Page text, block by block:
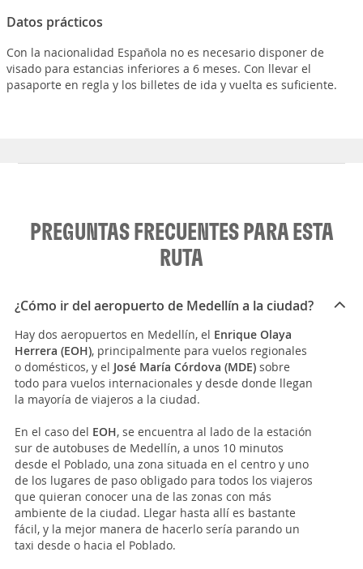
Datos prácticos
Con la nacionalidad Española no es necesario disponer de
visado para estancias inferiores a 6 meses. Con llevar el
pasaporte en regla y los billetes de ida y vuelta es suficiente.
PREGUNTAS FRECUENTES PARA ESTA
RUTA
¿Cómo ir del aeropuerto de Medellín a la ciudad?
Hay dos aeropuertos en Medellín, el Enrique Olaya
Herrera (EOH), principalmente para vuelos regionales
o domésticos, y el José María Córdova (MDE) sobre
todo para vuelos internacionales y desde donde llegan
la mayoría de viajeros a la ciudad.
En el caso del EOH, se encuentra al lado de la estación
sur de autobuses de Medellín, a unos 10 minutos
desde el Poblado, una zona situada en el centro y uno
de los lugares de paso obligado para todos los viajeros
que quieran conocer una de las zonas con más
ambiente de la ciudad. Llegar hasta allí es bastante
fácil, y la mejor manera de hacerlo sería parando un
taxi desde o hacia el Poblado.